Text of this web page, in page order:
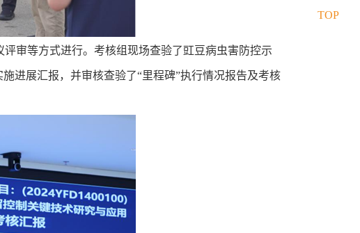
审等方式进行。考核组现场查验了豇豆病虫害防控示
进展汇报，并审核查验了“里程碑”执行情况报告及考核
TOP